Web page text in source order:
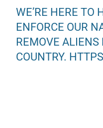
WE’RE HERE TO
ENFORCE OUR
REMOVE ALIENS
COUNTRY.